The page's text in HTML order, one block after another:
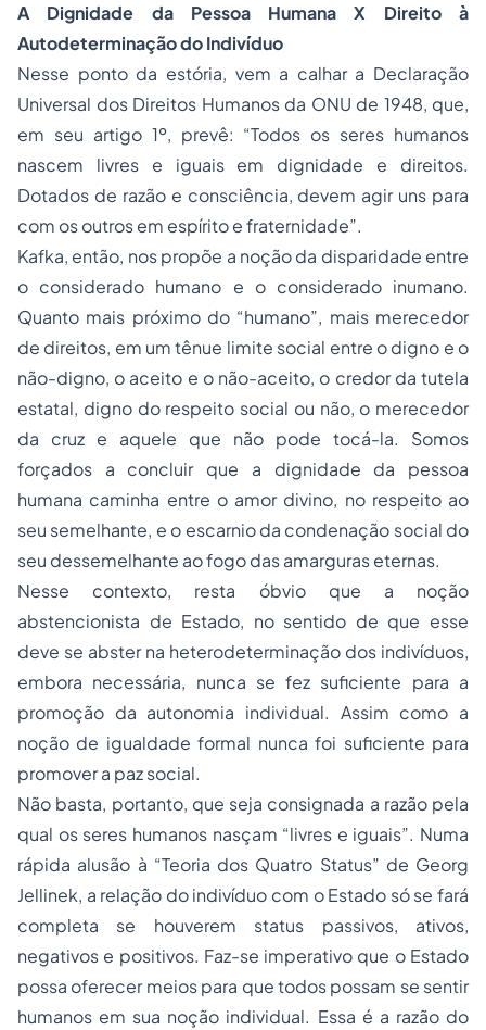
A Dignidade da Pessoa Humana X Direito à
Autodeterminação do Indivíduo
Nesse ponto da estória, vem a calhar a Declaração
Universal dos Direitos Humanos da ONU de 1948, que,
em seu artigo 1º, prevê: “Todos os seres humanos
nascem livres e iguais em dignidade e direitos.
Dotados de razão e consciência, devem agir uns para
com os outros em espírito e fraternidade”.
Kafka, então, nos propõe a noção da disparidade entre
o considerado humano e o considerado inumano.
Quanto mais próximo do “humano”, mais merecedor
de direitos, em um tênue limite social entre o digno e o
não-digno, o aceito e o não-aceito, o credor da tutela
estatal, digno do respeito social ou não, o merecedor
da cruz e aquele que não pode tocá-la. Somos
forçados a concluir que a dignidade da pessoa
humana caminha entre o amor divino, no respeito ao
seu semelhante, e o escarnio da condenação social do
seu dessemelhante ao fogo das amarguras eternas.
Nesse contexto, resta óbvio que a noção
abstencionista de Estado, no sentido de que esse
deve se abster na heterodeterminação dos indivíduos,
embora necessária, nunca se fez suficiente para a
promoção da autonomia individual. Assim como a
noção de igualdade formal nunca foi suficiente para
promover a paz social.
Não basta, portanto, que seja consignada a razão pela
qual os seres humanos nasçam “livres e iguais”. Numa
rápida alusão à “Teoria dos Quatro Status” de Georg
Jellinek, a relação do indivíduo com o Estado só se fará
completa se houverem status passivos, ativos,
negativos e positivos. Faz-se imperativo que o Estado
possa oferecer meios para que todos possam se sentir
humanos em sua noção individual. Essa é a razão do